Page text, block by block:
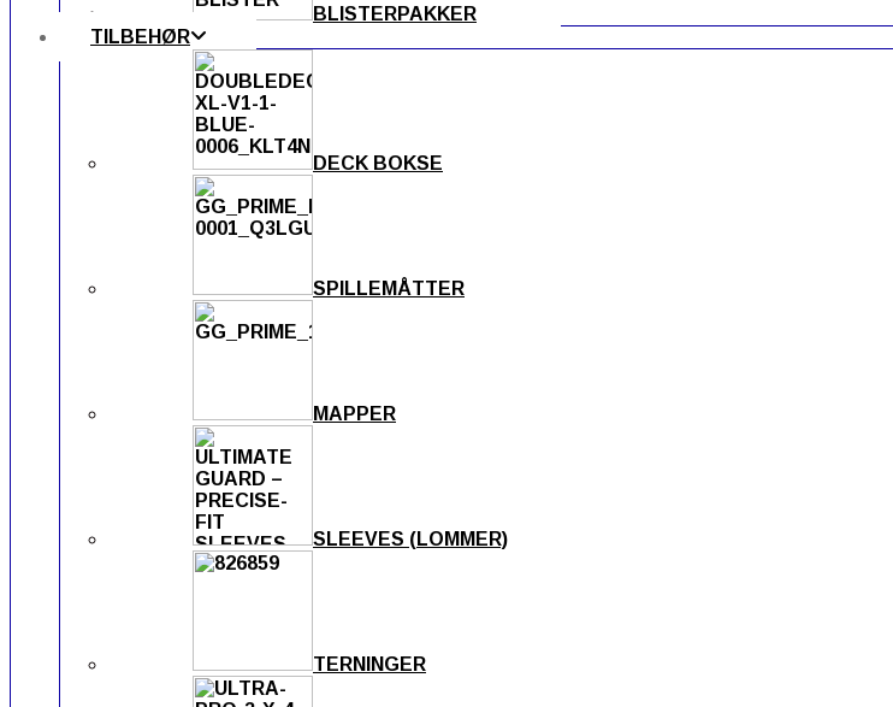
BLISTERPAKKER
TILBEHØR
DECK BOKSE
SPILLEMÅTTER
MAPPER
SLEEVES (LOMMER)
TERNINGER